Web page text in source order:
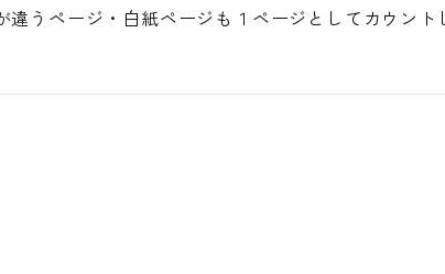
うページ・白紙ページも１ページとしてカウント